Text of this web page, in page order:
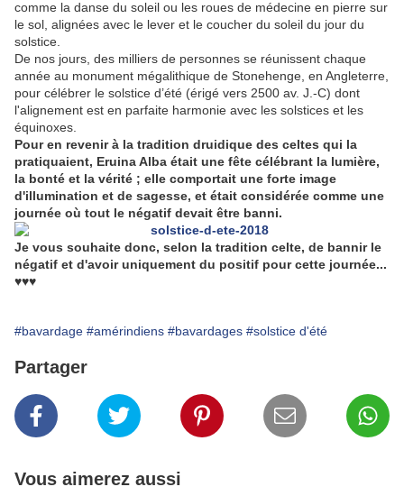
comme la danse du soleil ou les roues de médecine en pierre sur
le sol, alignées avec le lever et le coucher du soleil du jour du
solstice.
De nos jours, des milliers de personnes se réunissent chaque
année au monument mégalithique de Stonehenge, en Angleterre,
pour célébrer le solstice d’été (érigé vers 2500 av. J.-C) dont
l'alignement est en parfaite harmonie avec les solstices et les
équinoxes.
Pour en revenir à la tradition druidique des celtes qui la
pratiquaient, Eruina Alba était une fête célébrant la lumière,
la bonté et la vérité ; elle comportait une forte image
d'illumination et de sagesse, et était considérée comme une
journée où tout le négatif devait être banni.
Je vous souhaite donc, selon la tradition celte, de bannir le
négatif et d'avoir uniquement du positif pour cette journée...
♥♥♥
#bavardage #amérindiens #bavardages #solstice d'été
Partager
Vous aimerez aussi